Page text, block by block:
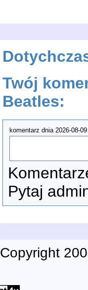
Twój
Beatles:
komentarz dnia 2026-08-
Pytaj
Copyright